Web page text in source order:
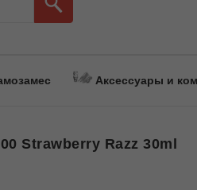
Аксессуары и
Strawberry Razz 30ml